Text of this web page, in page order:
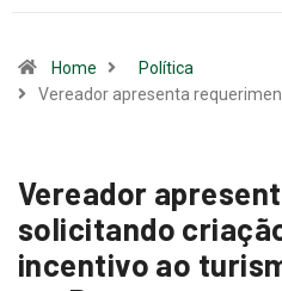
Vereador apresenta
solicitando
incentivo ao
em Barretos